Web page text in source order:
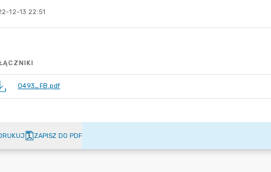
12-13 22:51
0493_FB.pdf
ZAPISZ DO PDF